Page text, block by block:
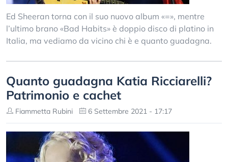
Ed Sheeran torna con il suo nuovo album «=», mentre
l’ultimo brano «Bad Habits» è doppio disco di platino in
Italia, ma vediamo da vicino chi è e quanto guadagna.
Quanto guadagna Katia Ricciarelli?
Patrimonio e cachet
Fiammetta Rubini 6 Settembre 2021 - 17:17